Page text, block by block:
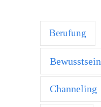
Berufung
Bewusstsein
Channeling